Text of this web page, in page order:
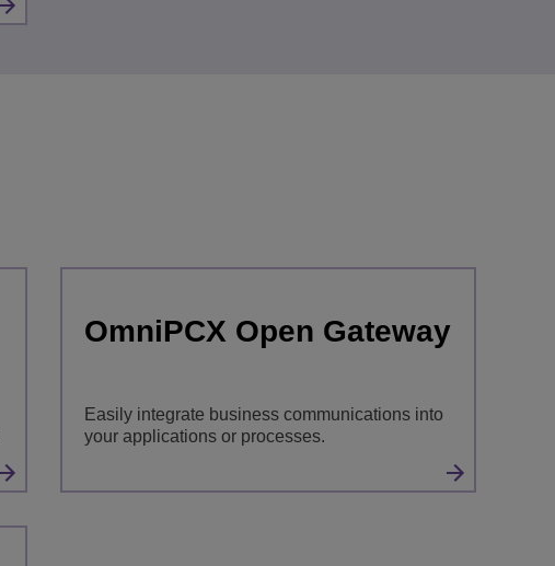
OmniPCX Open Gateway
Easily integrate business communications into
your applications or processes.